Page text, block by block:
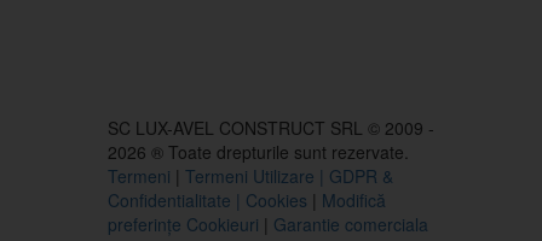
SC LUX-AVEL CONSTRUCT SRL © 2009 -
2026 ® Toate drepturile sunt rezervate.
Termeni | Termeni Utilizare | GDPR &
Confidentialitate | Cookies | Modifică
preferințe Cookieuri | Garantie comerciala